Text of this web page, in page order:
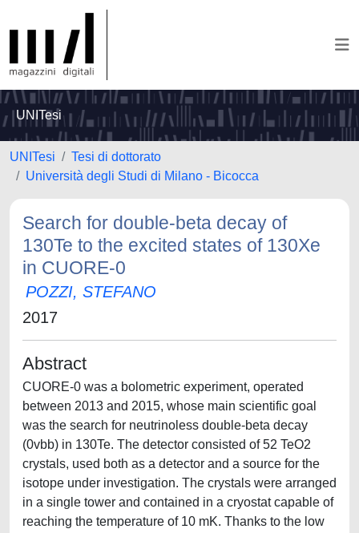
UNITesi
UNITesi
Tesi di dottorato
Università degli Studi di Milano - Bicocca
Search for double-beta decay of
130Te to the excited states of 130Xe
in CUORE-0
POZZI, STEFANO
2017
Abstract
CUORE-0 was a bolometric experiment, operated
between 2013 and 2015, whose main scientific goal
was the search for neutrinoless double-beta decay
(0vbb) in 130Te. The detector consisted of 52 TeO2
crystals, used both as a detector and a source for the
isotope under investigation. The crystals were arranged
in a single tower and contained in a cryostat capable of
reaching the temperature of 10 mK. Thanks to the low